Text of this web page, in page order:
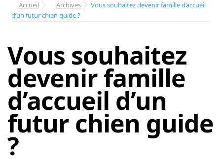
Accueil Archives
Vous souhaitez devenir famille d’accueil
d’un futur chien guide ?
Vous souhaitez
devenir famille
d’accueil d’un
futur chien guide
?